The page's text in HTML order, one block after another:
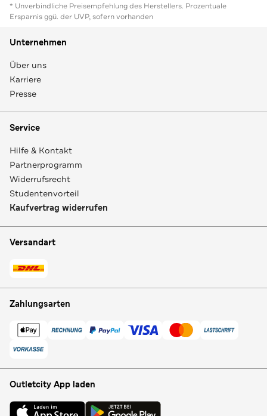
* Unverbindliche Preisempfehlung des Herstellers. Prozentuale
Ersparnis ggü. der UVP, sofern vorhanden
Unternehmen
Über uns
Karriere
Presse
Service
Hilfe & Kontakt
Partnerprogramm
Widerrufsrecht
Studentenvorteil
Kaufvertrag widerrufen
Versandart
Zahlungsarten
Outletcity App laden